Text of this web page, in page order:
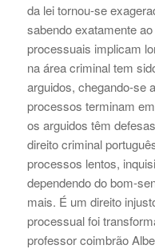
da lei tornou-se
sabendo exatamente
processuais implicam
na área criminal tem
arguidos, chegando-se
processos terminam
os arguidos têm
direito criminal
processos lentos,
dependendo do bom-
mais. É um direito
processual foi
professor coimbrão